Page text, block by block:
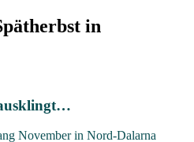
in
November in Nord-Dalarna